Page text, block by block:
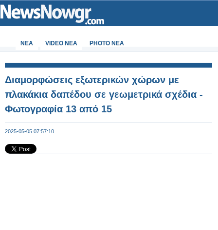
ΝΕΑ VIDEO NEA PHOTO NEA
Διαμορφώσεις εξωτερικών χώρων με
πλακάκια δαπέδου σε γεωμετρικά σχέδια -
Φωτογραφία 13 από 15
2025-05-05 07:57:10